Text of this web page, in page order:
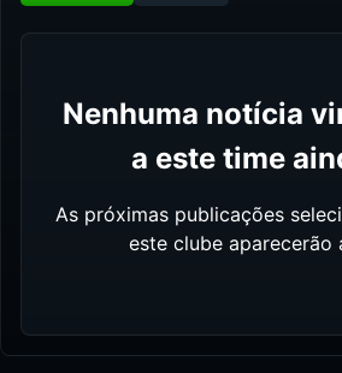
Nenhuma notícia
a este time
As próximas publicações
este clube aparecerão